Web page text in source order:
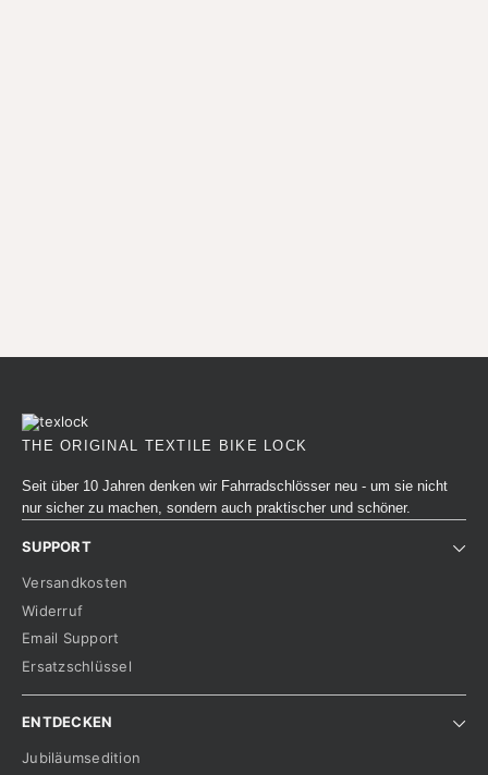
SUPPORT
Versandkosten
Widerruf
Email Support
Ersatzschlüssel
ENTDECKEN
Jubiläumsedition
THE ORIGINAL TEXTILE BIKE LOCK
Seit über 10 Jahren denken wir Fahrradschlösser neu - um sie nicht
nur sicher zu machen, sondern auch praktischer und schöner.